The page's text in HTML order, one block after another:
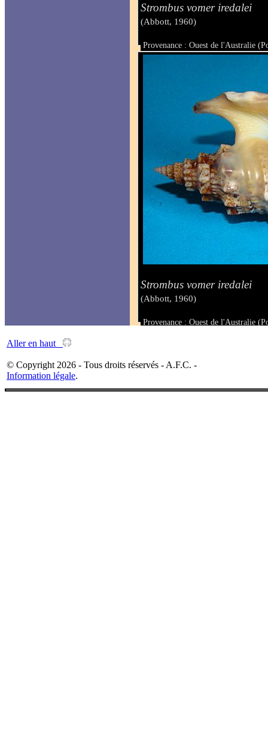
Strombus vomer iredalei
(Abbott, 1960)
Provenance : Ouest de l'Australie
Taille : 69 mm
Strombus vomer iredalei
(Abbott, 1960)
Provenance : Ouest de l'Australie
Aller en haut
© Copyright 2026 - Tous droits réservés - A.F.C. -
Information légale.